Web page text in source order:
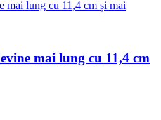
mai lung cu 11,4 cm